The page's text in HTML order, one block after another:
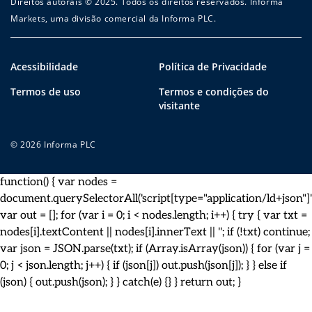
Markets, uma divisão comercial da Informa PLC.
Acessibilidade
Política de Privacidade
Termos de uso
Termos e condições do
visitante
© 2026 Informa PLC
function() { var nodes =
document.querySelectorAll('script[type="application/
var out = []; for (var i = 0; i < nodes.length; i++) { try { var txt =
nodes[i].textContent || nodes[i].innerText || ''; if (!txt) continue;
var json = JSON.parse(txt); if (Array.isArray(json)) { for (var j =
0; j < json.length; j++) { if (json[j]) out.push(json[j]); } } else if
(json) { out.push(json); } } catch(e) {} } return out; }